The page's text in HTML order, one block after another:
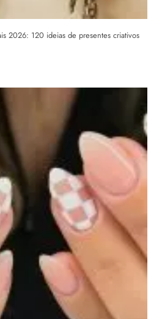
2026: 120 ideias de presentes criativos